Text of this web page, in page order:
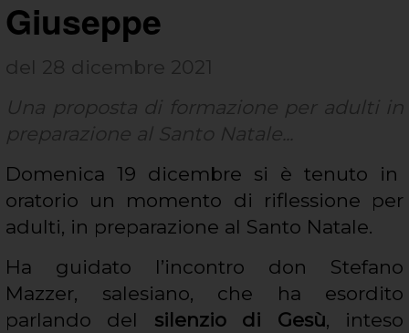
Giuseppe
del 28 dicembre 2021
Una proposta di formazione per adulti in
preparazione al Santo Natale...
Domenica 19 dicembre si è tenuto in
oratorio un momento di riflessione per
adulti, in preparazione al Santo Natale.
Ha guidato l’incontro don Stefano
Mazzer, salesiano, che ha esordito
parlando del silenzio di Gesù, inteso